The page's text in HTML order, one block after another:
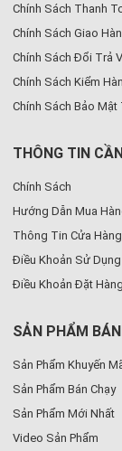
Chính Sách Thanh
Chính Sách Giao
Chính Sách Đổi Trả
Chính Sách Kiểm
Chính Sách Bảo
THÔNG TIN
Chính Sách
Hướng Dẫn Mua
Thông Tin Cửa Hàng
Điều Khoản Sử Dụng
Điều Khoản Đặt
SẢN PHẨM
Sản Phẩm Khuyến
Sản Phẩm Bán Chạy
Sản Phẩm Mới Nhất
Video Sản Phẩm